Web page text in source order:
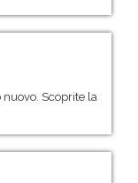
Scoprite la